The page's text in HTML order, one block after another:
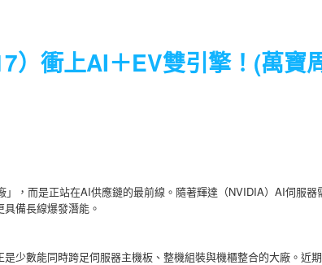
）衝上AI＋EV雙引擎！(萬寶
，而是正站在AI供應鏈的最前線。隨著輝達（NVIDIA）AI伺服
備長線爆發潛能。
少數能同時跨足伺服器主機板、整機組裝與機櫃整合的大廠。